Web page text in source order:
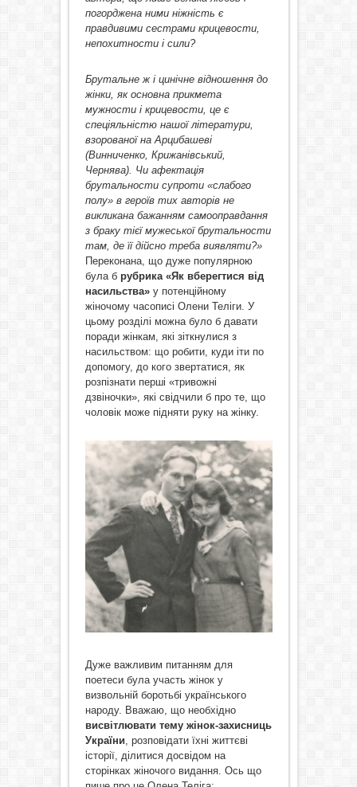
погорджена ними ніжність є
правдивими сестрами крицевости,
непохитности і сили?
Брутальне ж і цинічне відношення до
жінки, як основна прикмета
мужности і крицевости, це є
спеціяльністю нашої літератури,
взорованої на Арцибашеві
(Винниченко, Крижанівський,
Чернява). Чи афектація
брутальности супроти «слабого
полу» в героїв тих авторів не
викликана бажанням самооправдання
з браку тієї мужеської брутальности
там, де її дійсно треба виявляти?»
Переконана, що дуже популярною
була б рубрика «Як вберегтися від
насильства»у потенційному
жіночому часописі Олени Теліги. У
цьому розділі можна було б давати
поради жінкам, які зіткнулися з
насильством: що робити, куди іти по
допомогу, до кого звертатися, як
розпізнати перші «тривожні
дзвіночки», які свідчили б про те, що
чоловік може підняти руку на жінку.
Дуже важливим питанням для
поетеси була участь жінок у
визвольній боротьбі українського
народу. Вважаю, що необхідно
висвітлювати тему жінок-захисниць
України , розповідати їхні життєві
історії, ділитися досвідом на
сторінках жіночого видання. Ось що